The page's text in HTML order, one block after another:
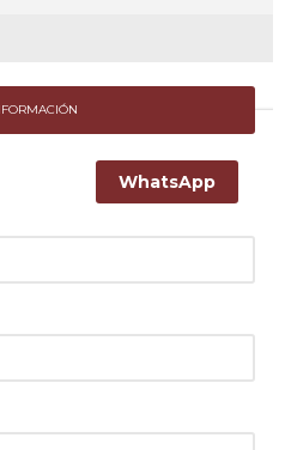
WhatsApp